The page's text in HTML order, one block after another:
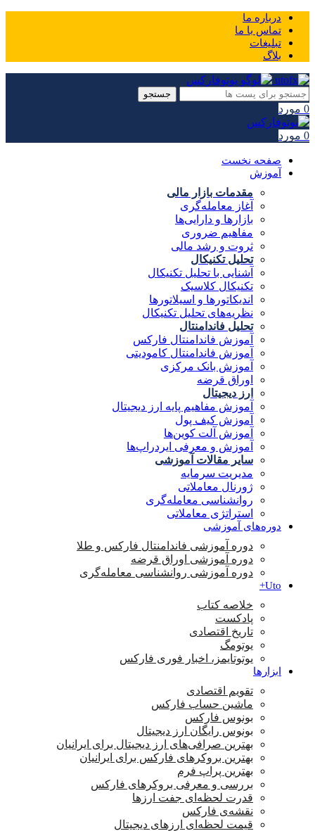
درباره ما
تماس با ما
تبلیغات
بلاگ
جستجو
0 مورد
0 مورد
صفحه نخست
آموزش
مقدمات بازار مالی
آغاز معامله‌گری
بازارها و دارایی‌ها
مفاهیم ضروری
ثروت و رشد مالی
تحلیل تکنیکال
آشنایی با تحلیل تکنیکال
تکنیکال کلاسیک
اندیکاتورها و اسیلاتورها
نظریه‌های تحلیل تکنیکال
تحلیل فاندامنتال
آموزش فاندامنتال فارکس
آموزش فاندامنتال کامودیتی
آموزش بانک مرکزی
اوراق قرضه
ارز دیجیتال
آموزش مفاهیم پایه ارز دیجیتال
آموزش کیف پول
آموزش آلت کوین‌ها
آموزش و معرفی ایردراپ‌ها
سایر مقالات آموزشی
مدیریت سرمایه
ژورنال معاملاتی
روانشناسی معامله‌گری
استراتژی معاملاتی
دوره‌های آموزشی
دوره آموزشی فاندامنتال فارکس و طلا
دوره آموزشی اوراق قرضه
دوره آموزشی روانشناسی معامله‌گری
Uto+
خلاصه کتاب
پادکست
تاریخ اقتصادی
یوتومگ
یوتوتایمز، اخبار فوری فارکس
ابزارها
تقویم اقتصادی
ماشین حساب فارکس
بونوس فارکس
بونوس رایگان ارز دیجیتال
بهترین صرافی‌های ارز دیجیتال برای ایرانیان
بهترین بروکرهای فارکس برای ایرانیان
بهترین پراپ‌ فرم
بررسی و معرفی بروکرهای فارکس
قدرت لحظه‌ای جفت ارزها
نقشه‌ی فارکس
قیمت لحظه‌ای ارزهای دیجیتال